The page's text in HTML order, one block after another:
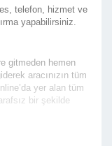
telefon, hizmet ve
yapabilirsiniz.
gitmeden hemen
aracınızın tüm
yer alan tüm
bir şekilde